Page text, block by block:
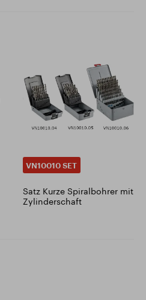
VN10010 SET
Satz Kurze Spiralbohrer mit
Zylinderschaft